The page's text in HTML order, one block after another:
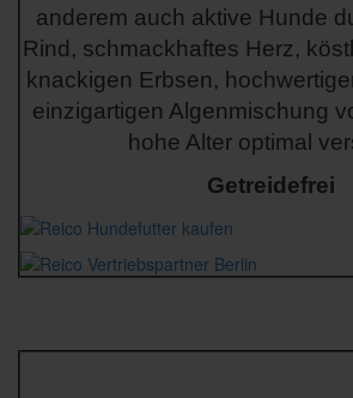
anderem auch aktive Hunde
Rind, schmackhaftes Herz,
knackigen Erbsen,
einzigartigen Algenmischung
hohe Alter optimal
Getreidefrei